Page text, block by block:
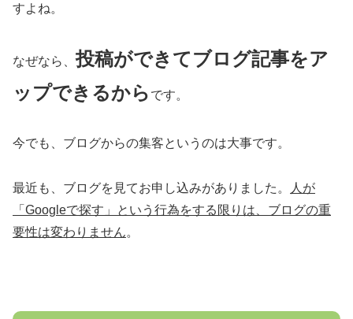
すよね。
なぜなら、投稿ができてブログ記事をア
ップできるから です。
今でも、ブログからの集客というのは大事です。
最近も、ブログを見てお申し込みがありました。
人が
「Googleで探す」という行為をする限りは、ブログの重
要性は変わりません。